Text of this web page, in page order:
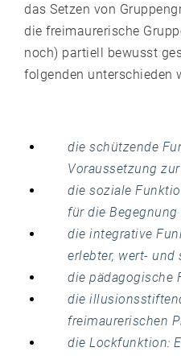
das Setzen von
die freimaurerische
noch) partiell bewusst
folgenden unterschieden
die schützende
Voraussetzung
die soziale
für die Begegnung
die integrative
erlebter, wert- und
die pädagogische
die
freimaurerischen
die Lockfunktion: